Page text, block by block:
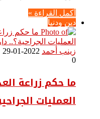
أكمل القراءة »
دين ودنيا
زينب أحمد 2022-01-29
0
ما حكم زراعة
العمليات